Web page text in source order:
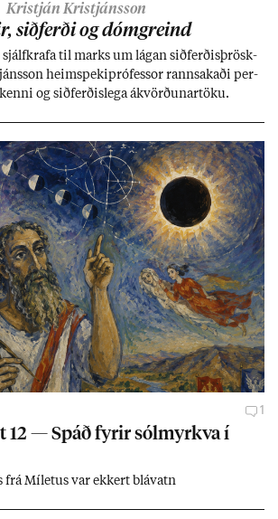
Kristján Kristjánsson
sið­ferði og dómgreind
sjálf­krafa til marks um lág­an sið­ferð­is­þrösk­
heim­speki­pró­fess­or rann­sak­aði per­
og sið­ferð­is­lega ákvörð­un­ar­töku.
1
12 — Spáð fyr­ir sól­myrkva í
frá Míletus var ekk­ert blá­vatn